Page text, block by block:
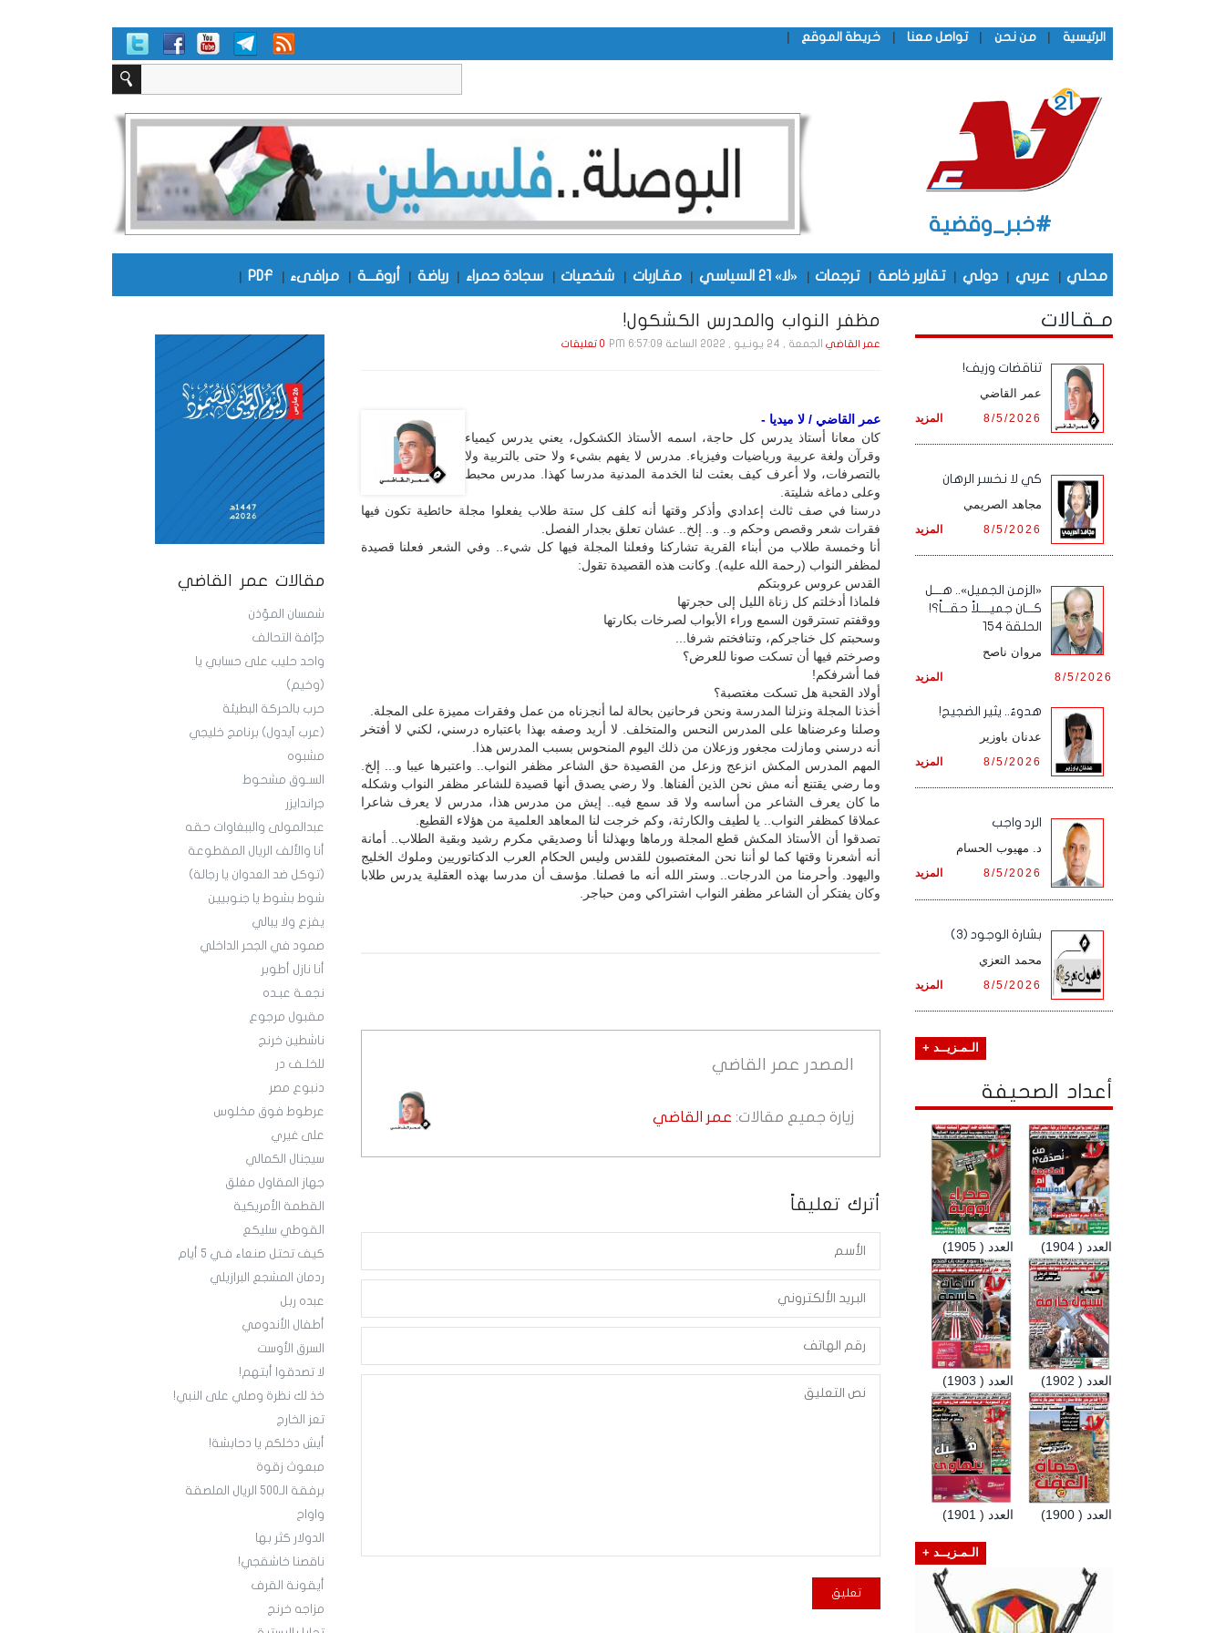
الرئيسية | من نحن | تواصل معنا | خريطة الموقع |
#خبر_وقضية
محلي | عربي | دولي | تقارير خاصة | ترجمات | «لا» 21 السياسي | مقـاربات | شخصيات | سجادة حمراء | رياضة | أروقـــة | مرافىء |
PDF
|
مقالات عمر القاضي
شمسان المؤذن
جرَّافة التحالف
واحد حليب على حسابي يا
(وخيم)
حرب بالحركة البطيئة
(عرب آيدول) برنامج خليجي
مشبوه
السـوق مشحوط
جراندايزر
عبدالمولى والببغاوات حقه
أنا والألف الريال المقطوعة
(توكل ضد العدوان يا رجالة)
شوط بشوط يا جنوبيين
يفزع ولا يبالي
صمود في الجحر الداخلي
أنا نازل أطوبر
نجعـة عبـده
مقبول مرجوع
ناشطين خرنج
للخلـف در
دنبوع مصر
عرطوط فوق مخلوس
على غيري
سيجنال الكمالي
جهاز المقاول مغلق
القطمة الأمريكية
القوطي سليكع
كيف تحتل صنعاء فـي 5 أيام
ردمان المشجع البرازيلي
عبده ربل
أطفال الأندومي
السرق الأوست
لا تصدقوا أبتهم!
خذ لك نظرة وصلي على النبي!
تعز الخارج
أيش دخلكم يا دحابشة!
مبعوث زقوة
برفقة الـ500 الريال الملصقة
واواح
الدولار كثر بها
ناقصنا خاشقجي!
أيقونة القرف
مزاجه خرنج
مظفر النواب والمدرس الكشكول!
عمر القاضيالجمعة , 24 يـونـيـو , 2022 الساعة 6:57:09 PM 0 تعليقات
عمر القاضي / لا ميديا -
كان معانا أستاذ يدرس كل حاجة، اسمه الأستاذ الكشكول، يعني يدرس كيمياء
وقرآن ولغة عربية ورياضيات وفيزياء. مدرس لا يفهم بشيء ولا حتى بالتربية ولا
بالتصرفات، ولا أعرف كيف بعثت لنا الخدمة المدنية مدرسا كهذا. مدرس محبط
وعلى دماغه شليتة.
درسنا في صف ثالث إعدادي وأذكر وقتها أنه كلف كل ستة طلاب يفعلوا مجلة حائطية تكون فيها
فقرات شعر وقصص وحكم و.. و.. إلخ.. عشان تعلق بجدار الفصل.
أنا وخمسة طلاب من أبناء القرية تشاركنا وفعلنا المجلة فيها كل شيء.. وفي الشعر فعلنا قصيدة
لمظفر النواب (رحمة الله عليه). وكانت هذه القصيدة تقول:
القدس عروس عروبتكم
فلماذا أدخلتم كل زناة الليل إلى حجرتها
ووقفتم تسترقون السمع وراء الأبواب لصرخات بكارتها
وسحبتم كل خناجركم، وتنافختم شرفا...
وصرختم فيها أن تسكت صونا للعرض؟
فما أشرفكم!
أولاد القحبة هل تسكت مغتصبة؟
أخذنا المجلة ونزلنا المدرسة ونحن فرحانين بحالة لما أنجزناه من عمل وفقرات مميزة على المجلة.
وصلنا وعرضناها على المدرس النحس والمتخلف. لا أريد وصفه بهذا باعتباره درسني، لكني لا أفتخر
أنه درسني ومازلت مجغور وزعلان من ذلك اليوم المنحوس بسبب المدرس هذا.
المهم المدرس المكش انزعج وزعل من القصيدة حق الشاعر مظفر النواب.. واعتبرها عيبا و... إلخ.
وما رضي يقتنع أنه مش نحن الذين ألفناها. ولا رضي يصدق أنها قصيدة للشاعر مظفر النواب وشكله
ما كان يعرف الشاعر من أساسه ولا قد سمع فيه.. إيش من مدرس هذا، مدرس لا يعرف شاعرا
عملاقا كمظفر النواب.. يا لطيف والكارثة، وكم خرجت لنا المعاهد العلمية من هؤلاء القطيع.
تصدقوا أن الأستاذ المكش قطع المجلة ورماها وبهذلنا أنا وصديقي مكرم رشيد وبقية الطلاب.. أمانة
أنه أشعرنا وقتها كما لو أننا نحن المغتصبون للقدس وليس الحكام العرب الدكتاتوريين وملوك الخليج
واليهود. وأحرمنا من الدرجات.. وستر الله أنه ما فصلنا. مؤسف أن مدرسا بهذه العقلية يدرس طلابا
وكان يفتكر أن الشاعر مظفر النواب اشتراكي ومن حباجر.
المصدر عمر القاضي
زيارة جميع مقالات: عمر القاضي
أترك تعليقاً
مـقـالات
تناقضات وزيف!
عمر القاضي
المزيد 8/5/2026
كي لا نخسر الرهان
مجاهد الصريمي
المزيد 8/5/2026
«الزمن الجميل».. هـــل
كـــان جميــــلاً حقـــاً؟!
الحلقة 154
مروان ناصح
المزيد 8/5/2026
هدوءٌ.. يثير الضجيج!
عدنان باوزير
المزيد 8/5/2026
الرد واجب
د. مهيوب الحسام
المزيد 8/5/2026
بشارة الوجود (3)
محمد التعزي
المزيد 8/5/2026
الـمـزيــد +
أعداد الصحيفة
العدد ( 1905) العدد ( 1904)
العدد ( 1903) العدد ( 1902)
العدد ( 1901) العدد ( 1900)
الـمـزيــد +